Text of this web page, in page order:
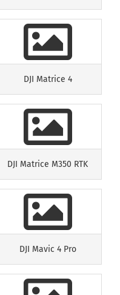
DJI Matrice 4
DJI Matrice M350 RTK
DJI Mavic 4 Pro